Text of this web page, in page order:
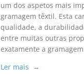
um dos aspetos mais
gramagem têxtil. Esta
qualidade, a
entre muitas outras
exatamente a
Ler mais →